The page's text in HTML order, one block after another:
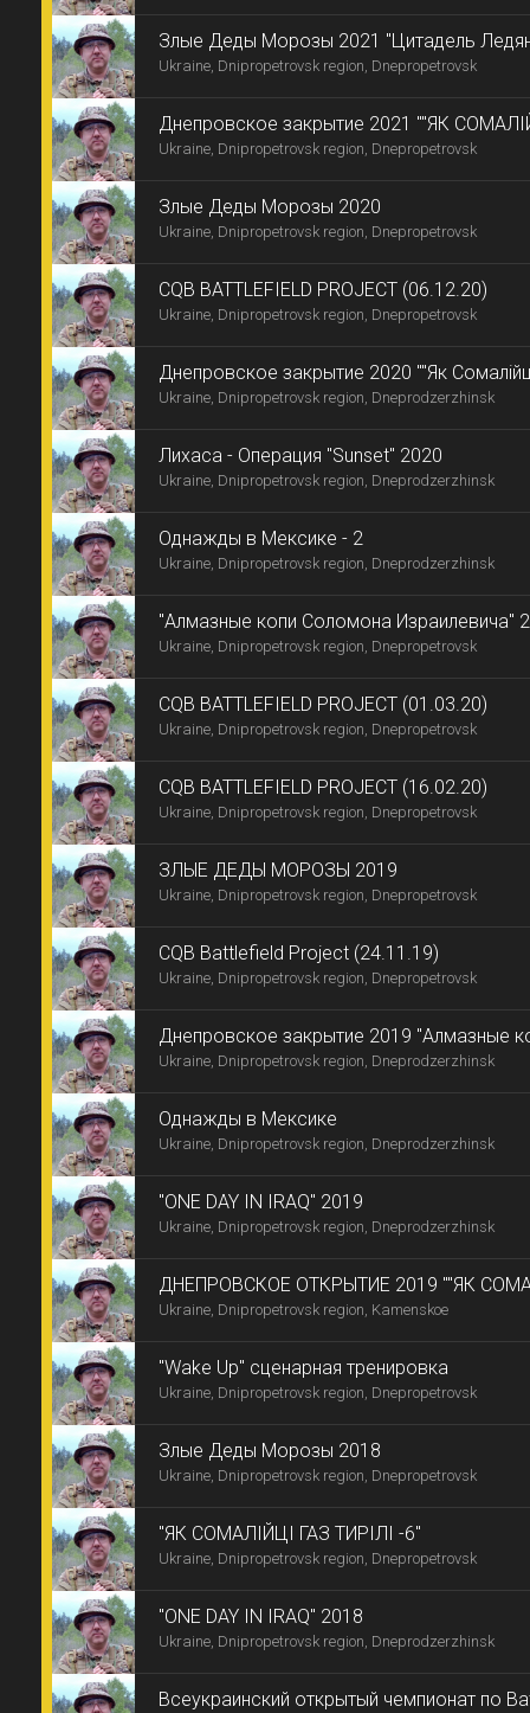
Злые Деды Морозы 2021 "Цитадель
Ukraine, Dnipropetrovsk region, Dnepropetrovsk
Днепровское закрытие 2021 ""ЯК
-9"
Ukraine, Dnipropetrovsk region, Dnepropetrovsk
Злые Деды Морозы 2020
Ukraine, Dnipropetrovsk region, Dnepropetrovsk
CQB BATTLEFIELD PROJECT (06.12.20)
Ukraine, Dnipropetrovsk region, Dnepropetrovsk
Днепровское закрытие 2020 ""Як
Ukraine, Dnipropetrovsk region, Dneprodzerzhinsk
Лихаса - Операция "Sunset" 2020
Ukraine, Dnipropetrovsk region, Dneprodzerzhinsk
Однажды в Мексике - 2
Ukraine, Dnipropetrovsk region, Dneprodzerzhinsk
"Алмазные копи Соломона Израилевича"
Ukraine, Dnipropetrovsk region, Dnepropetrovsk
CQB BATTLEFIELD PROJECT (01.03.20)
Ukraine, Dnipropetrovsk region, Dnepropetrovsk
CQB BATTLEFIELD PROJECT (16.02.20)
Ukraine, Dnipropetrovsk region, Dnepropetrovsk
ЗЛЫЕ ДЕДЫ МОРОЗЫ 2019
Ukraine, Dnipropetrovsk region, Dnepropetrovsk
CQB Battlefield Project (24.11.19)
Ukraine, Dnipropetrovsk region, Dnepropetrovsk
Днепровское закрытие 2019 "Алмазные
Израилевича"
Ukraine, Dnipropetrovsk region, Dneprodzerzhinsk
Однажды в Мексике
Ukraine, Dnipropetrovsk region, Dneprodzerzhinsk
"ONE DAY IN IRAQ" 2019
Ukraine, Dnipropetrovsk region, Dneprodzerzhinsk
ДНЕПРОВСКОЕ ОТКРЫТИЕ 2019 ""ЯК
ТИРІЛІ -7"
Ukraine, Dnipropetrovsk region, Kamenskoe
"Wake Up" сценарная тренировка
Ukraine, Dnipropetrovsk region, Dnepropetrovsk
Злые Деды Морозы 2018
Ukraine, Dnipropetrovsk region, Dnepropetrovsk
"ЯК СОМАЛІЙЦІ ГАЗ ТИРІЛІ -6"
Ukraine, Dnipropetrovsk region, Dnepropetrovsk
"ONE DAY IN IRAQ" 2018
Ukraine, Dnipropetrovsk region, Dneprodzerzhinsk
Всеукраинский открытый чемпионат по